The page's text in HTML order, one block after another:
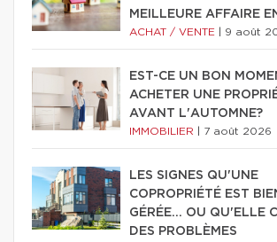
MEILLEURE AFFAIRE
ACHAT / VENTE 9 août
EST-CE UN BON
ACHETER UNE
AVANT L'AUTOMNE?
IMMOBILIER 7 août 2026
LES SIGNES QU'UNE
COPROPRIÉTÉ EST
GÉRÉE… OU QU'ELLE
DES PROBLÈMES